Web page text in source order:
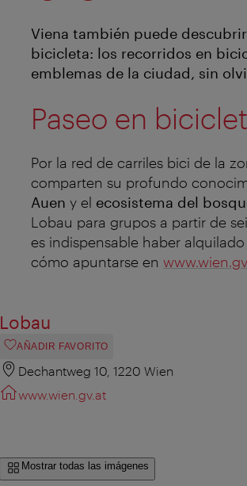
Viena también puede
bicicleta: los recorridos en
emblemas de la ciudad, sin
Paseo en
Por la red de carriles bici de la
comparten su profundo
Auen y el ecosistema del
Lobau para grupos a partir de
es indispensable haber
cómo apuntarse en
Lobau
AÑADIR FAVORITO
Dechantweg 10, 1220 Wien
www.wien.gv.at
Mostrar todas las imágenes